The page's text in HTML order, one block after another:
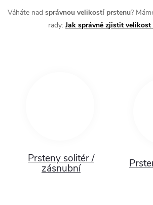
Váháte nad správnou velikostí prstenu?
rady: Jak správně zjistit velikost
Prsteny solitér /
zásnubní